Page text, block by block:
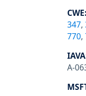
CWE:
347,
770,
IAVA
A-